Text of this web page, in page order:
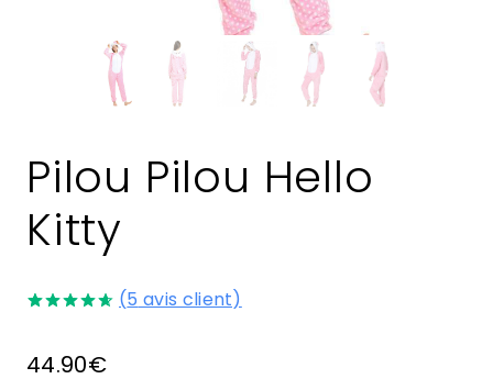
Pilou Pilou Hello
Kitty
sur
(5 avis client)
44.90€